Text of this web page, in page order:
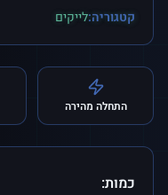
קטגוריה:לייקים
התחלה מהירה
כמות: